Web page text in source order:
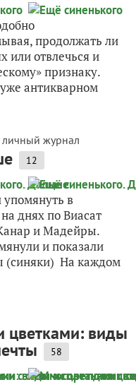
продолжать ли
или отвлечься и
признаку.
антикварном
личный журнал
12
упомянуть в
днях по Виасат
и Мадейры.
и показали
(синяки) На каждом
цветками: виды
58